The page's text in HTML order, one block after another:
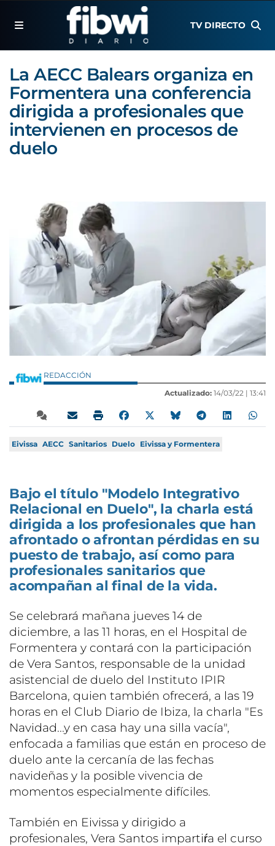
TV DIRECTO
La AECC Balears organiza en
Formentera una conferencia
dirigida a profesionales que
intervienen en procesos de
duelo
REDACCIÓN
Actualizado: 14/03/22 | 13:41
Eivissa AECC Sanitarios Duelo Eivissa y Formentera
Bajo el título "Modelo Integrativo
Relacional en Duelo", la charla está
dirigida a los profesionales que han
afrontado o afrontan pérdidas en su
puesto de trabajo, así como para
profesionales sanitarios que
acompañan al final de la vida.
Se celebrará mañana jueves 14 de
diciembre, a las 11 horas, en el Hospital de
Formentera y contará con la participación
de Vera Santos, responsable de la unidad
asistencial de duelo del Instituto IPIR
Barcelona, quien también ofrecerá, a las 19
horas en el Club Diario de Ibiza, la charla "Es
Navidad...y en casa hay una silla vacía",
enfocada a familias que están en proceso de
duelo ante la cercanía de las fechas
navideñas y la posible vivencia de
momentos especialmente difíciles.
También en Eivissa y dirigido a
profesionales, Vera Santos impartiŕa el curso